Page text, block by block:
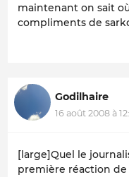
maintenant on sait
compliments de
Godilhaire
16 août 2008 à
[large]Quel le
première réaction de